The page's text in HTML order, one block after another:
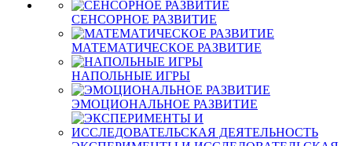
СЕНСОРНОЕ РАЗВИТИЕ
МАТЕМАТИЧЕСКОЕ РАЗВИТИЕ
НАПОЛЬНЫЕ ИГРЫ
ЭМОЦИОНАЛЬНОЕ РАЗВИТИЕ